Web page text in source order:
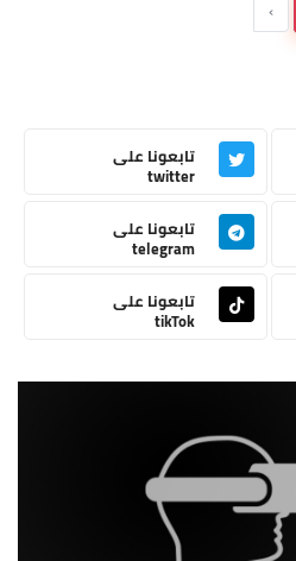
›
تابعونا على
twitter
تابعونا على
telegram
تابعونا على
tikTok